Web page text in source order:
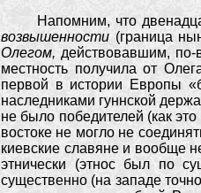
Напомним, что
возвышенности (граница
Олегом, действовавшим,
местность получила от
первой в истории Европы
наследниками гуннской
не было победителей (как
востоке не могло не
киевские славяне и вообще
этнически (этнос был по
существенно (на западе